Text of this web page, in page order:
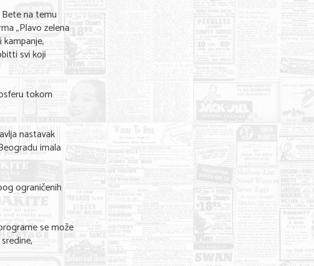
na temu
„Plavo zelena
svi koji
tokom
nastavak
imala
ograničenih
se može